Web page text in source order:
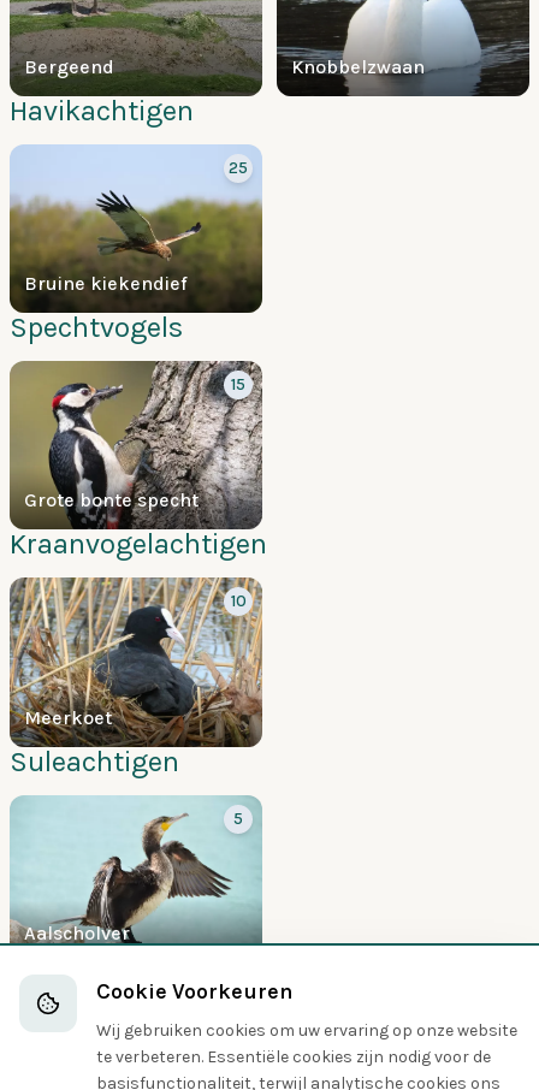
Bergeend Knobbelzwaan
Havikachtigen
Bruine kiekendief
25
Spechtvogels
Grote bonte specht
15
Kraanvogelachtigen
Meerkoet
10
Suleachtigen
Aalscholver
5
Duifachtigen
5
Cookie Voorkeuren
Wij gebruiken cookies om uw ervaring op onze website
te verbeteren. Essentiële cookies zijn nodig voor de
basisfunctionaliteit, terwijl analytische cookies ons